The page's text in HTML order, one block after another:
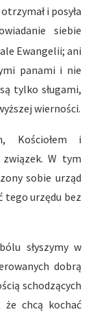
i posyła
siebie
Ewangelii; ani
panami i nie
tylko sługami,
wierności.
Kościołem i
W tym
sobie urząd
tego urzędu bez
słyszymy w
dobrą
schodzących
chcą kochać